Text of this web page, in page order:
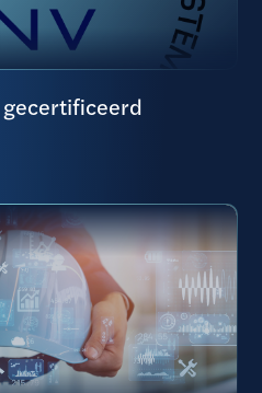
gecertificeerd